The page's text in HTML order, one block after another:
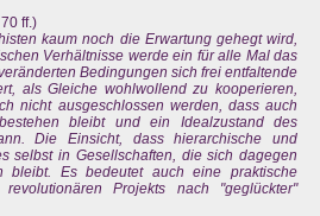
ff.)
kaum noch die Erwartung gehegt wird,
Verhältnisse werde ein für alle Mal das
Bedingungen sich frei entfaltende
als Gleiche wohlwollend zu kooperieren,
nicht ausgeschlossen werden, dass auch
bleibt und ein Idealzustand des
Die Einsicht, dass hierarchische und
selbst in Gesellschaften, die sich dagegen
bleibt. Es bedeutet auch eine praktische
Projekts nach "geglückter"